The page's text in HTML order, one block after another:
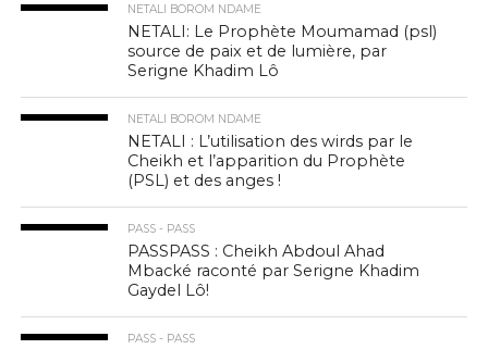
NETALI BOROM NDAME
NETALI: Le Prophète Moumamad (psl)
source de paix et de lumière, par
Serigne Khadim Lô
NETALI BOROM NDAME
NETALI : L’utilisation des wirds par le
Cheikh et l’apparition du Prophète
(PSL) et des anges !
PASS - PASS
PASSPASS : Cheikh Abdoul Ahad
Mbacké raconté par Serigne Khadim
Gaydel Lô!
PASS - PASS